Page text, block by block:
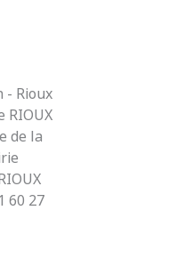
RIOUX
de la
60 27